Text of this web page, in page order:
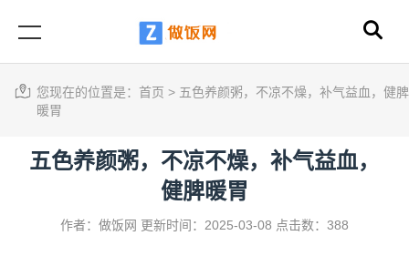
您现在的位置是： 首页 > 五色养颜粥，不凉不燥，补气益血，健脾
暖胃
五色养颜粥，不凉不燥，补气益血，
健脾暖胃
作者：做饭网 更新时间：2025-03-08 点击数：388